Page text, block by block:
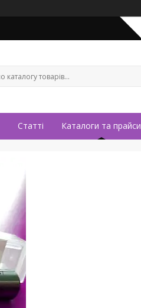
Статті Каталоги та прайси